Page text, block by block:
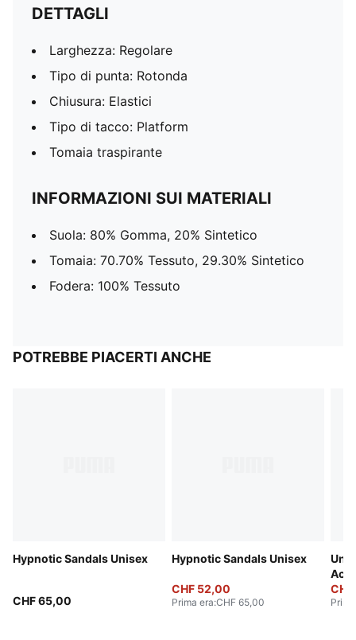
DETTAGLI
Larghezza: Regolare
Tipo di punta: Rotonda
Chiusura: Elastici
Tipo di tacco: Platform
Tomaia traspirante
INFORMAZIONI SUI MATERIALI
Suola: 80% Gomma, 20% Sintetico
Tomaia: 70.70% Tessuto, 29.30% Sintetico
Fodera: 100% Tessuto
POTREBBE PIACERTI ANCHE
Hypnotic Sandals Unisex
CHF 65,00
Hypnotic Sandals Unisex
CHF 52,00
Prima era:CHF 65,00